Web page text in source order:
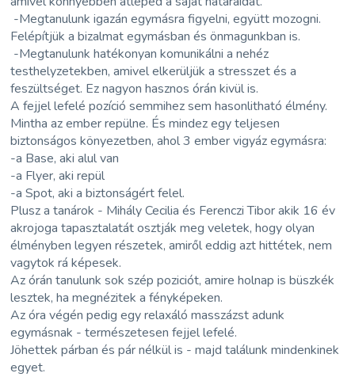
-Megtanulunk igazán egymásra figyelni, együtt mozogni.
Felépítjük a bizalmat egymásban és önmagunkban is.
-Megtanulunk hatékonyan komunikálni a nehéz
testhelyzetekben, amivel elkerüljük a stresszet és a
feszültséget. Ez nagyon hasznos órán kivül is.
A fejjel lefelé pozíció semmihez sem hasonlitható élmény.
Mintha az ember repülne. És mindez egy teljesen
biztonságos könyezetben, ahol 3 ember vigyáz egymásra:
-a Base, aki alul van
-a Flyer, aki repül
-a Spot, aki a biztonságért felel.
Plusz a tanárok - Mihály Cecilia és Ferenczi Tibor akik 16 év
akrojoga tapasztalatát osztják meg veletek, hogy olyan
élményben legyen részetek, amiről eddig azt hittétek, nem
vagytok rá képesek.
Az órán tanulunk sok szép poziciót, amire holnap is büszkék
lesztek, ha megnézitek a fényképeken.
Az óra végén pedig egy relaxáló masszázst adunk
egymásnak - természetesen fejjel lefelé.
Jöhettek párban és pár nélkül is - majd találunk mindenkinek
egyet.